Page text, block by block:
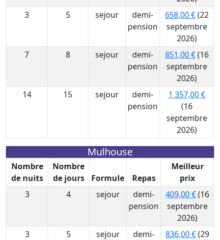
3
5 sejour
demi-
pension
658,00 €(22
septembre
2026)
7
8 sejour
demi-
pension
851,00 €(16
septembre
2026)
14
15 sejour
demi-
pension
1 357,00 €
(16
septembre
2026)
Mulhouse
Nombre
de nuits
Nombre
de jours
Formule Repas
Meilleur
prix
3
4 sejour
demi-
pension
409,00 €(16
septembre
2026)
3
5 sejour
demi-
836,00 €(29